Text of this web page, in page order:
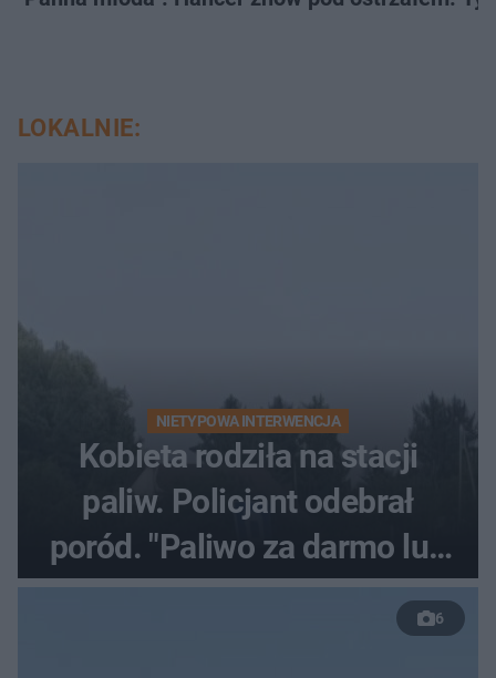
LOKALNIE:
NIETYPOWA INTERWENCJA
Kobieta rodziła na stacji
paliw. Policjant odebrał
poród. "Paliwo za darmo lub
50 %!"
6